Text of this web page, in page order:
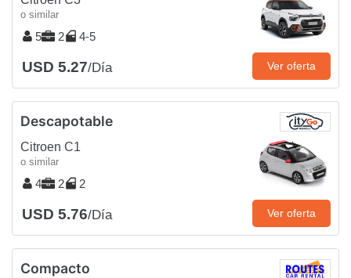
o similar
5 2 4-5
USD 5.27/Día Ver oferta
Descapotable
Citroen C1
o similar
4 2 2
USD 5.76/Día Ver oferta
Compacto